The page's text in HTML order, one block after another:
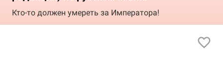
Кто-то должен умереть за Императора!